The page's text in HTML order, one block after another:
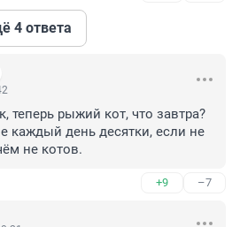
4 ответа
теперь рыжий кот, что завтра?
каждый день десятки, если не
не котов.
+9 –7